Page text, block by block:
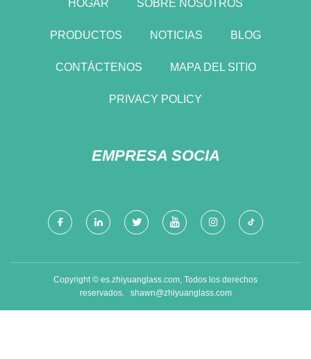
HOGAR SOBRE NOSOTROS
PRODUCTOS NOTICIAS BLOG
CONTÁCTENOS MAPA DEL SITIO
PRIVACY POLICY
EMPRESA SOCIA
Copyright © es.zhiyuanglass.com, Todos los derechos
reservados. shawn@zhiyuanglass.com